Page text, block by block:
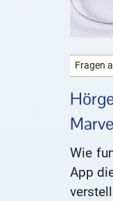
Fragen
Wie
App